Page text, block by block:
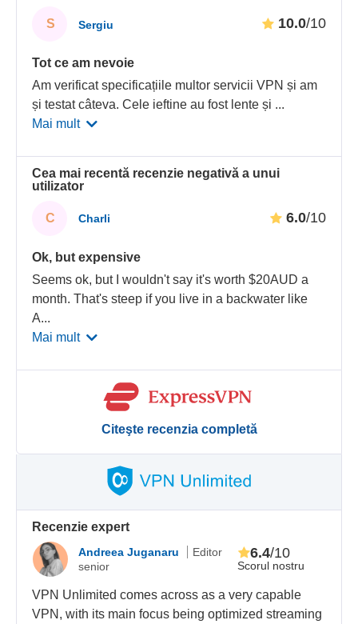
S Sergiu 10.0/10
Tot ce am nevoie
Am verificat specificațiile multor servicii VPN și am
și testat câteva. Cele ieftine au fost lente și ...
Mai mult
Cea mai recentă recenzie negativă a unui
utilizator
C Charli 6.0/10
Ok, but expensive
Seems ok, but I wouldn't say it's worth $20AUD a
month. That's steep if you live in a backwater like
A...
Mai mult
Citeşte recenzia completă
Recenzie expert
Andreea Juganaru
Editor
senior
Scorul nostru
6.4/10
VPN Unlimited comes across as a very capable
VPN, with its main focus being optimized streaming